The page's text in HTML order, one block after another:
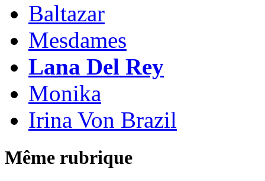
Baltazar
Mesdames
Lana Del Rey
Monika
Irina Von Brazil
Même rubrique